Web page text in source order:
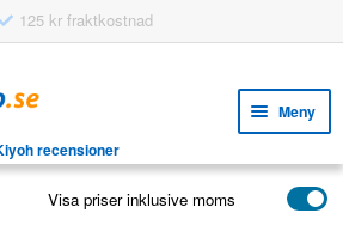
125 kr fraktkostnad
Meny
recensioner
Visa priser inklusive moms